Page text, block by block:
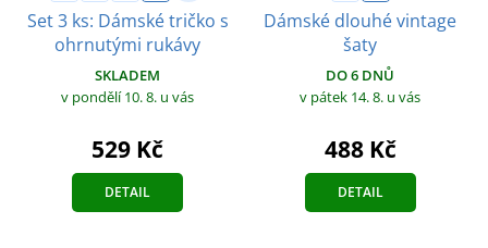
Set 3 ks: Dámské tričko s
ohrnutými rukávy
SKLADEM
v pondělí 10. 8. u vás
529 Kč
DETAIL
Dámské dlouhé vintage
šaty
DO 6 DNŮ
v pátek 14. 8. u vás
488 Kč
DETAIL